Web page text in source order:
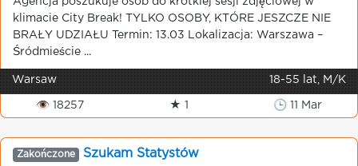
klimacie City Break! TYLKO OSOBY, KTÓRE JESZCZE NIE
BRAŁY UDZIAŁU Termin: 13.03 Lokalizacja: Warszawa –
Śródmieście ...
Warsaw 18-55 lat, M/K
👁 18257 ★ 1 🕒 11 Mar
Zakończone Szukam Statystów